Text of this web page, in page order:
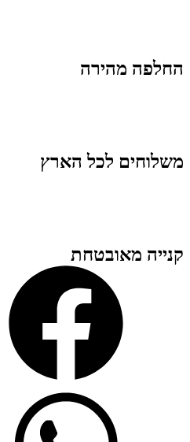
החלפה מהירה
משלוחים לכל הארץ
קנייה מאובטחת